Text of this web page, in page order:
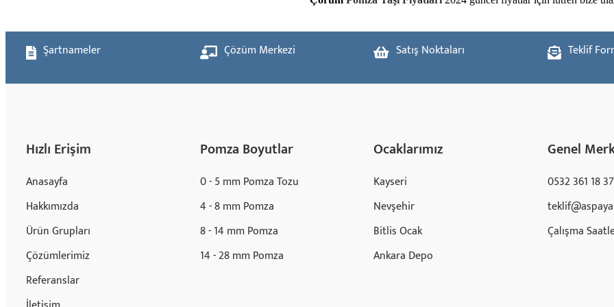
Şartnameler Çözüm Merkezi Satış Noktaları Teklif
Hızlı Erişim
Anasayfa
Hakkımızda
Ürün Grupları
Çözümlerimiz
Referanslar
Pomza Boyutlar
0 - 5 mm Pomza Tozu
4 - 8 mm Pomza
8 - 14 mm Pomza
14 - 28 mm Pomza
Ocaklarımız
Kayseri
Nevşehir
Bitlis Ocak
Ankara Depo
Genel
0532 361 18 37
Çalışma